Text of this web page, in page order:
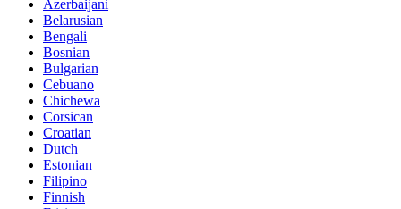
Azerbaijani
Belarusian
Bengali
Bosnian
Bulgarian
Cebuano
Chichewa
Corsican
Croatian
Dutch
Estonian
Filipino
Finnish